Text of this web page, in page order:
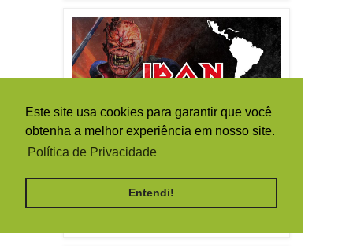
Este site usa cookies para garantir que você
obtenha a melhor experiência em nosso site.
Política de Privacidade
Entendi!